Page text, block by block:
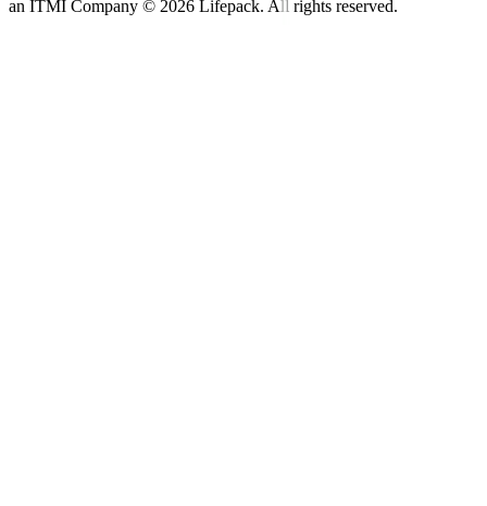
an ITMI Company © 2026 Lifepack. All rights reserved.